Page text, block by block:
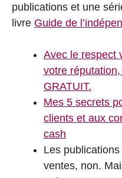
publications et une
livre Guide de
Avec le respect
votre
GRATUIT.
Mes 5 secrets
clients et aux
cash
Les
ventes, non.